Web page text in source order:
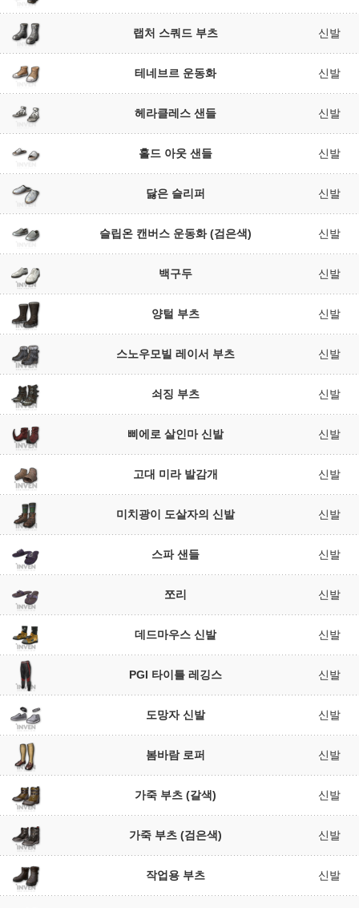
랩처 스쿼드 부츠 신발
테네브르 운동화 신발
헤라클레스 샌들 신발
홀드 아웃 샌들 신발
닳은 슬리퍼 신발
슬립온 캔버스 운동화 (검은색) 신발
백구두 신발
양털 부츠 신발
스노우모빌 레이서 부츠 신발
쇠징 부츠 신발
삐에로 살인마 신발 신발
고대 미라 발감개 신발
미치광이 도살자의 신발 신발
스파 샌들 신발
쪼리 신발
데드마우스 신발 신발
PGI 타이틀 레깅스 신발
도망자 신발 신발
봄바람 로퍼 신발
가죽 부츠 (갈색) 신발
가죽 부츠 (검은색) 신발
작업용 부츠 신발